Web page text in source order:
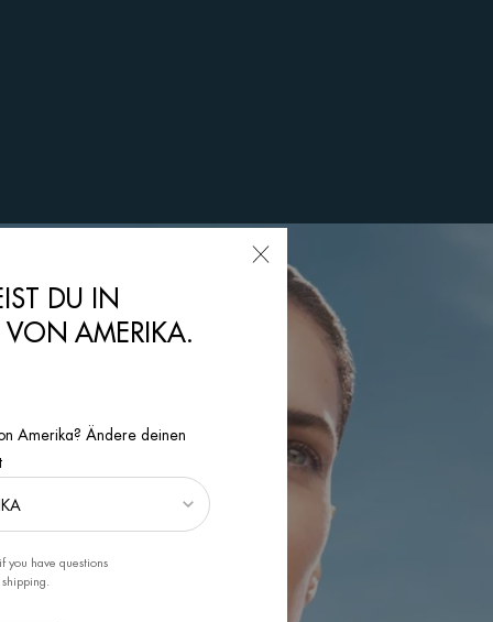
DU IN
VON AMERIKA.
Amerika? Ändere deinen
if you have questions